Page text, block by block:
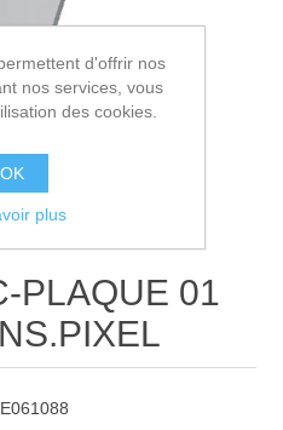
PLAQUE 01
E061088
d'offrir nos
nos services, vous
des cookies.
OK
plus